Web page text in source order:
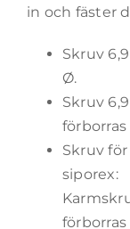
in och fäster
Skruv
Ø.
Skruv
Skruv
siporex: